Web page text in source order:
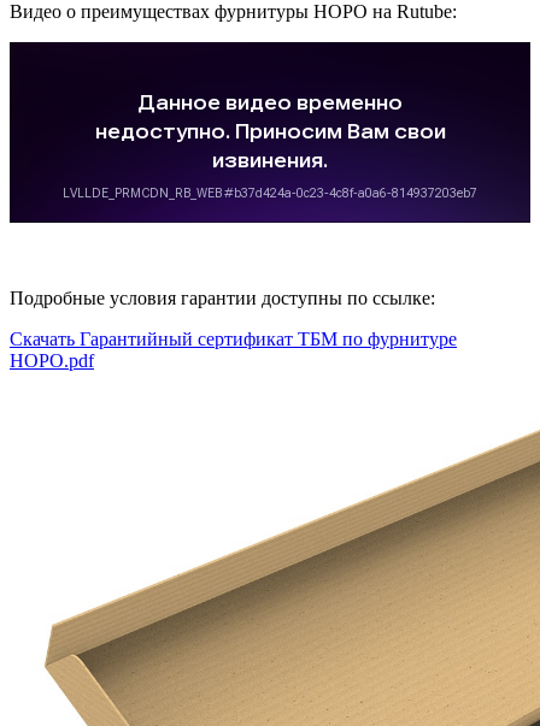
Видео о преимуществах фурнитуры НОРО на Rutube:
Подробные условия гарантии доступны по ссылке:
Скачать Гарантийный сертификат ТБМ по фурнитуре
HOPO.pdf